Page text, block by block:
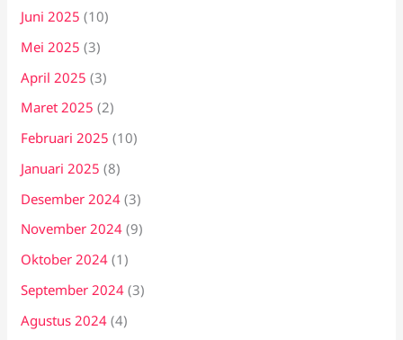
Juni 2025 (10)
Mei 2025 (3)
April 2025 (3)
Maret 2025 (2)
Februari 2025 (10)
Januari 2025 (8)
Desember 2024 (3)
November 2024 (9)
Oktober 2024 (1)
September 2024 (3)
Agustus 2024 (4)